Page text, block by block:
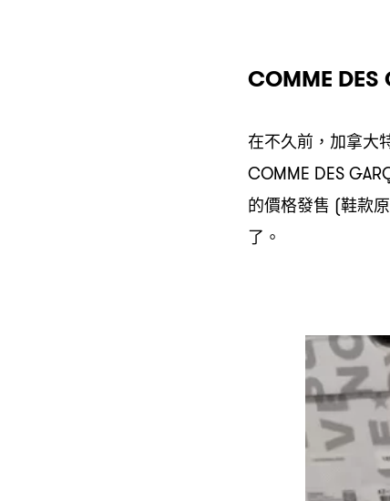
COMME DES
在不久前 ， 加拿大
COMME DES
的價格發售 (鞋款
了。